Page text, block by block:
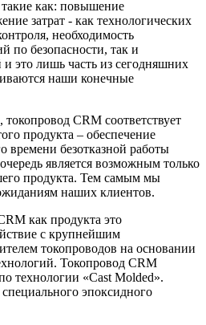
как: повышение
затрат - как технологических
необходимость
по безопасности, так и
и это лишь часть из сегодняшних
наши конечные
CRM соответствует
продукта – обеспечение
времени безотказной работы
является возможным только
продукта. Тем самым мы
наших клиентов.
как продукта это
c крупнейшим
токопроводов на основании
Токопровод CRM
технологии «Cast Molded».
эпоксидного